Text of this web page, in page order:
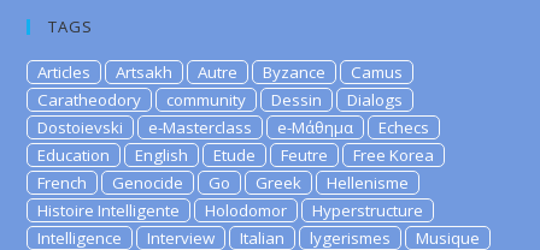
TAGS
Articles Artsakh Autre Byzance
Camus
Caratheodory
community Dessin
Dialogs
Dostoievski
e-Masterclass e-Μάθημα
Echecs
Education
English Etude Feutre
Free Korea
French
Genocide Go Greek
Hellenisme
Histoire Intelligente
Holodomor
Hyperstructure
Intelligence
Interview Italian lygerismes
Musique